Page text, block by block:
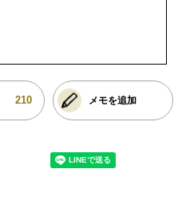
210 メモを追加